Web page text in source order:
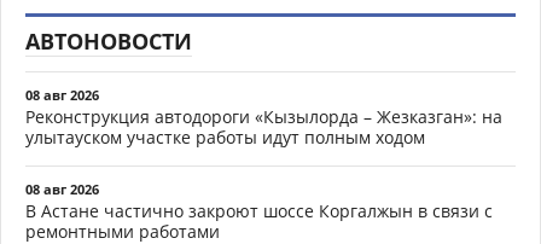
АВТОНОВОСТИ
08 авг 2026
Реконструкция автодороги «Кызылорда – Жезказган»: на
улытауском участке работы идут полным ходом
08 авг 2026
В Астане частично закроют шоссе Коргалжын в связи с
ремонтными работами